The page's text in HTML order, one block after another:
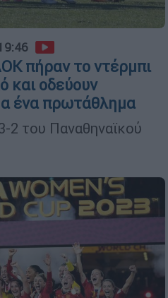
πήραν το ντέρμπι
και οδεύουν
ένα πρωτάθλημα
2 του Παναθηναϊκού